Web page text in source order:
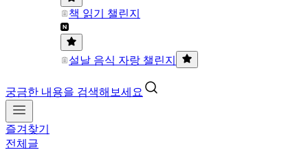
책 읽기 챌린지
설날 음식 자랑 챌린지
궁금한 내용을 검색해보세요
즐겨찾기
전체글